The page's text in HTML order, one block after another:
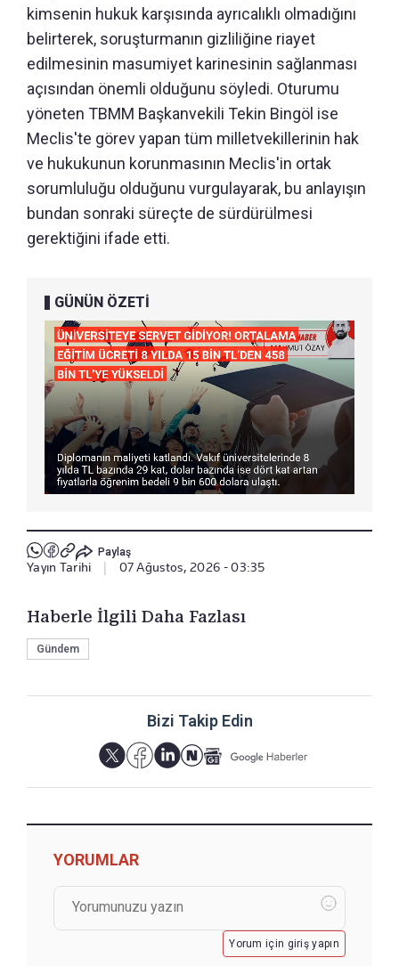
kimsenin hukuk karşısında ayrıcalıklı olmadığını
belirterek, soruşturmanın gizliliğine riayet
edilmesinin masumiyet karinesinin sağlanması
açısından önemli olduğunu söyledi. Oturumu
yöneten TBMM Başkanvekili Tekin Bingöl ise
Meclis'te görev yapan tüm milletvekillerinin hak
ve hukukunun korunmasının Meclis'in ortak
sorumluluğu olduğunu vurgulayarak, bu anlayışın
bundan sonraki süreçte de sürdürülmesi
gerektiğini ifade etti.
GÜNÜN ÖZETİ
Paylaş
Yayın Tarihi 07 Ağustos, 2026 - 03:35
Haberle İlgili Daha Fazlası
Gündem
Bizi Takip Edin
YORUMLAR
Yorum için giriş yapın